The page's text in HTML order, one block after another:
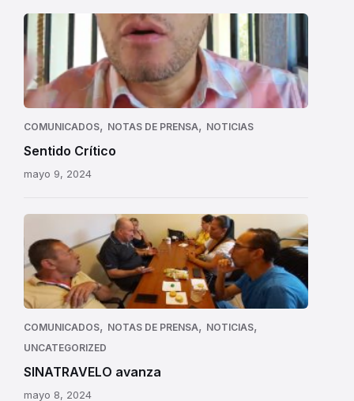
COMUNICADOS, NOTAS DE PRENSA, NOTICIAS
Sentido Crítico
mayo 9, 2024
COMUNICADOS, NOTAS DE PRENSA, NOTICIAS,
UNCATEGORIZED
SINATRAVELO avanza
mayo 8, 2024